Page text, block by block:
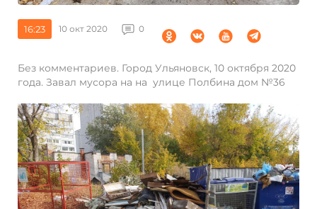
16:23 10 окт 2020 0
Без комментариев. Город Ульяновск, 10 октября 2020
года. Завал мусора на на улице Полбина дом №36